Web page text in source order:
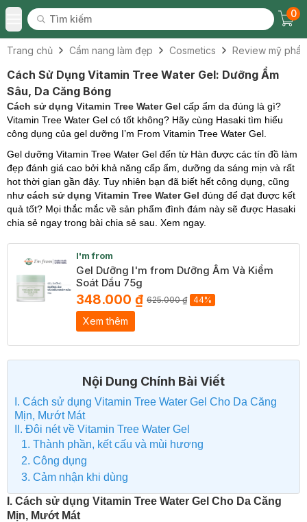
Toggle Menu
Tìm kiếm
Tìm kiếm
0
Trang chủ Cẩm nang làm đẹp Cosmetics Review mỹ
Cách Sử Dụng Vitamin Tree Water Gel: Dưỡng Ẩm
Sâu, Da Căng Bóng
Cách sử dụng Vitamin Tree Water Gel cấp ẩm da đúng là gì?
Vitamin Tree Water Gel có tốt không? Hãy cùng Hasaki tìm hiểu
công dụng của gel dưỡng I’m From Vitamin Tree Water Gel.
Gel dưỡng Vitamin Tree Water Gel đến từ Hàn được các tín đồ làm
đẹp đánh giá cao bởi khả năng cấp ẩm, dưỡng da sáng mịn và rất
hot thời gian gần đây. Tuy nhiên bạn đã biết hết công dụng, cũng
như cách sử dụng Vitamin Tree Water Gel đúng để đạt được kết
quả tốt? Mọi thắc mắc về sản phẩm đình đám này sẽ được Hasaki
chia sẻ ngay trong bài chia sẻ sau. Xem ngay.
I'm from
Gel Dưỡng I'm from Dưỡng Ẩm Và Kiểm
Soát Dầu 75g
348.000 ₫ 625.000 ₫ 44%
Xem thêm
Nội Dung Chính Bài Viết
I. Cách sử dụng Vitamin Tree Water Gel Cho Da Căng
Mịn, Mướt Mát
II. Đôi nét về Vitamin Tree Water Gel
1. Thành phần, kết cấu và mùi hương
2. Công dụng
3. Cảm nhận khi dùng
I. Cách sử dụng Vitamin Tree Water Gel Cho Da Căng
Mịn, Mướt Mát